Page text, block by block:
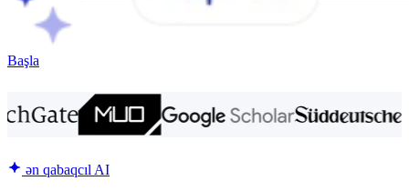
Başla
ən qabaqcıl AI